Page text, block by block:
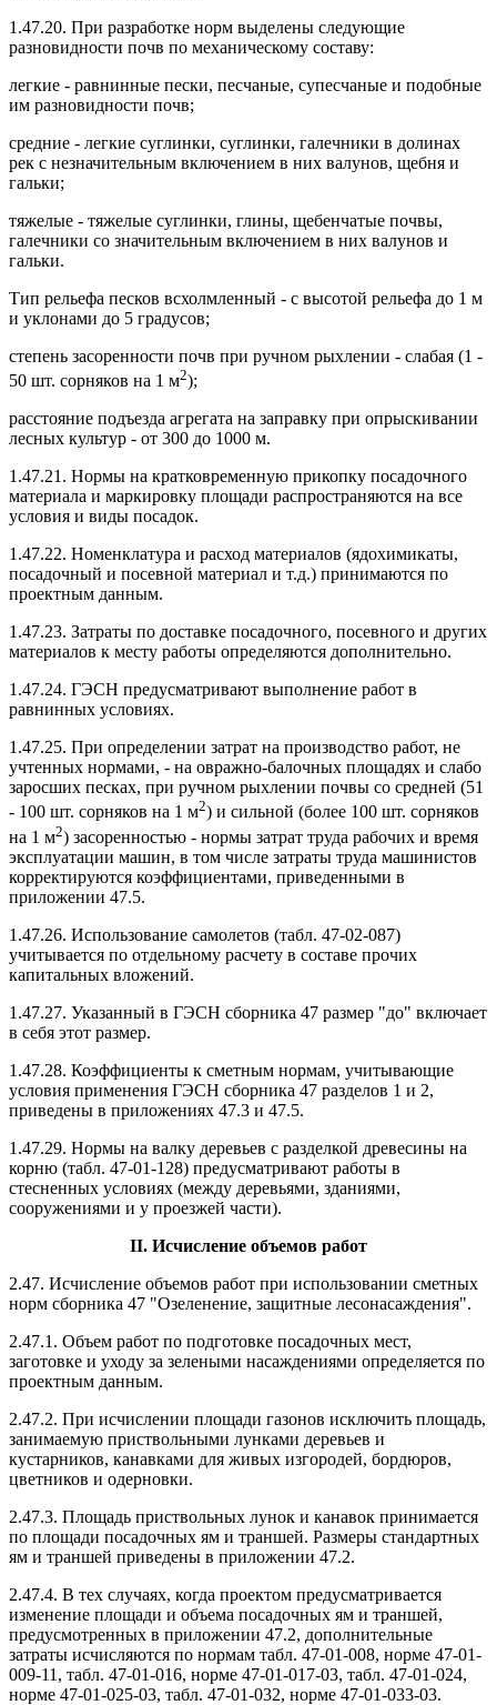
1.47.20. При разработке норм выделены следующие
разновидности почв по механическому составу:
легкие - равнинные пески, песчаные, супесчаные и подобные
им разновидности почв;
средние - легкие суглинки, суглинки, галечники в долинах
рек с незначительным включением в них валунов, щебня и
гальки;
тяжелые - тяжелые суглинки, глины, щебенчатые почвы,
галечники со значительным включением в них валунов и
гальки.
Тип рельефа песков всхолмленный - с высотой рельефа до 1 м
и уклонами до 5 градусов;
степень засоренности почв при ручном рыхлении - слабая (1 -
50 шт. сорняков на 1 м2);
расстояние подъезда агрегата на заправку при опрыскивании
лесных культур - от 300 до 1000 м.
1.47.21. Нормы на кратковременную прикопку посадочного
материала и маркировку площади распространяются на все
условия и виды посадок.
1.47.22. Номенклатура и расход материалов (ядохимикаты,
посадочный и посевной материал и т.д.) принимаются по
проектным данным.
1.47.23. Затраты по доставке посадочного, посевного и других
материалов к месту работы определяются дополнительно.
1.47.24. ГЭСН предусматривают выполнение работ в
равнинных условиях.
1.47.25. При определении затрат на производство работ, не
учтенных нормами, - на овражно-балочных площадях и слабо
заросших песках, при ручном рыхлении почвы со средней (51
- 100 шт. сорняков на 1 м2) и сильной (более 100 шт. сорняков
на 1 м2) засоренностью - нормы затрат труда рабочих и время
эксплуатации машин, в том числе затраты труда машинистов
корректируются коэффициентами, приведенными в
приложении 47.5.
1.47.26. Использование самолетов (табл. 47-02-087)
учитывается по отдельному расчету в составе прочих
капитальных вложений.
1.47.27. Указанный в ГЭСН сборника 47 размер "до" включает
в себя этот размер.
1.47.28. Коэффициенты к сметным нормам, учитывающие
условия применения ГЭСН сборника 47 разделов 1 и 2,
приведены в приложениях 47.3 и 47.5.
1.47.29. Нормы на валку деревьев с разделкой древесины на
корню (табл. 47-01-128) предусматривают работы в
стесненных условиях (между деревьями, зданиями,
сооружениями и у проезжей части).
II. Исчисление объемов работ
2.47. Исчисление объемов работ при использовании сметных
норм сборника 47 "Озеленение, защитные лесонасаждения".
2.47.1. Объем работ по подготовке посадочных мест,
заготовке и уходу за зелеными насаждениями определяется по
проектным данным.
2.47.2. При исчислении площади газонов исключить площадь,
занимаемую приствольными лунками деревьев и
кустарников, канавками для живых изгородей, бордюров,
цветников и одерновки.
2.47.3. Площадь приствольных лунок и канавок принимается
по площади посадочных ям и траншей. Размеры стандартных
ям и траншей приведены в приложении 47.2.
2.47.4. В тех случаях, когда проектом предусматривается
изменение площади и объема посадочных ям и траншей,
предусмотренных в приложении 47.2, дополнительные
затраты исчисляются по нормам табл. 47-01-008, норме 47-01-
009-11, табл. 47-01-016, норме 47-01-017-03, табл. 47-01-024,
норме 47-01-025-03, табл. 47-01-032, норме 47-01-033-03.